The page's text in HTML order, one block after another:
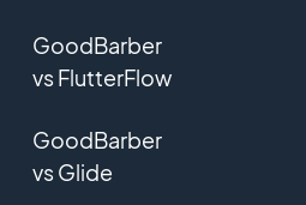
GoodBarber
vs FlutterFlow
GoodBarber
vs Glide